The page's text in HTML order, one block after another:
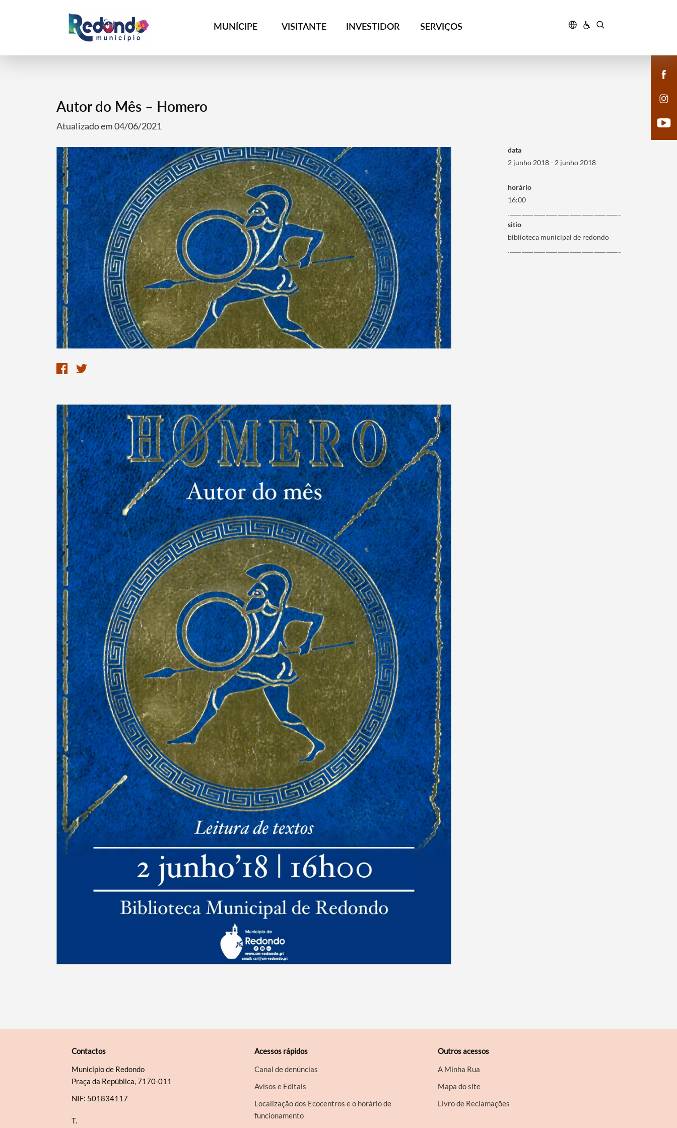
MUNÍCIPE VISITANTE INVESTIDOR SERVIÇOS
Termo de Pesquisa
Categorias gerais
Filtros
Autor do Mês – Homero
Atualizado em 04/06/2021
data
2 junho 2018 - 2 junho 2018
horário
16:00
sitio
biblioteca municipal de redondo
Contactos
Município de Redondo
Praça da República, 7170-011
NIF: 501834117
T.
Acessos rápidos
Canal de denúncias
Avisos e Editais
Localização dos Ecocentros e o horário de
funcionamento
Outros acessos
A Minha Rua
Mapa do site
Livro de Reclamações